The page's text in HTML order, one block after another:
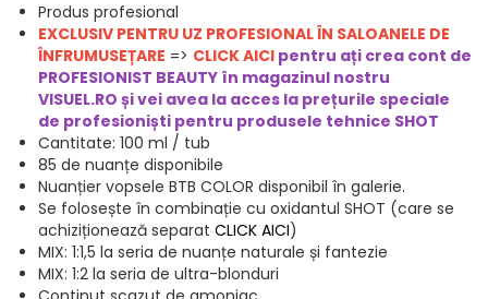
Produs profesional
EXCLUSIV PENTRU UZ PROFESIONAL ÎN SALOANELE DE
ÎNFRUMUSEȚARE => CLICK AICI pentru ați crea cont de
PROFESIONIST BEAUTY în magazinul nostru
VISUEL.RO și vei avea la acces la prețurile speciale
de profesioniști pentru produsele tehnice SHOT
Cantitate: 100 ml / tub
85 de nuanțe disponibile
Nuanțier vopsele BTB COLOR disponibil în galerie.
Se folosește în combinație cu oxidantul SHOT (care se
achiziționează separat CLICK AICI)
MIX: 1:1,5 la seria de nuanțe naturale și fantezie
MIX: 1:2 la seria de ultra-blonduri